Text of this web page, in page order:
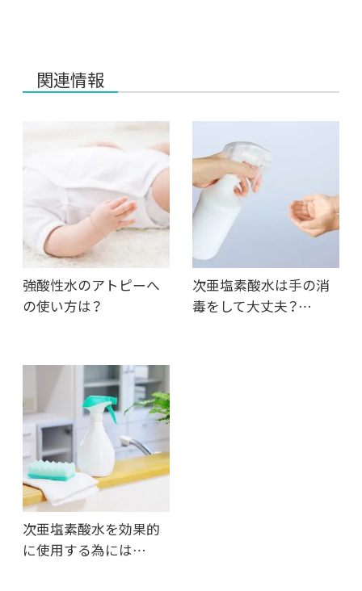
関連情報
強酸性水のアトピーへ
の使い方は？
次亜塩素酸水は手の消
毒をして大丈夫？…
次亜塩素酸水を効果的
に使用する為には…